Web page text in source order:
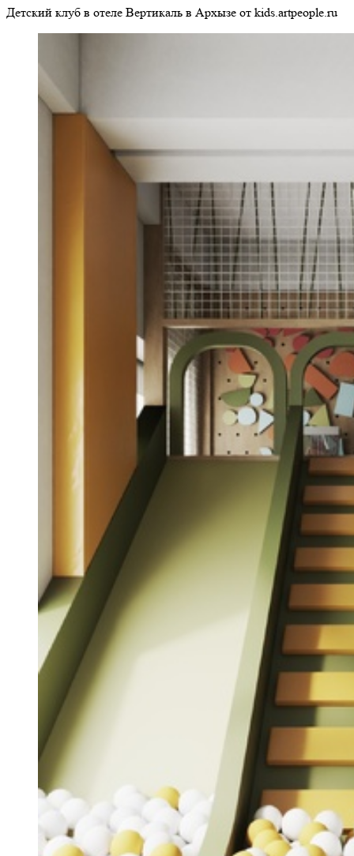
Детский клуб в отеле Вертикаль в Архызе от kids.artpeople.ru